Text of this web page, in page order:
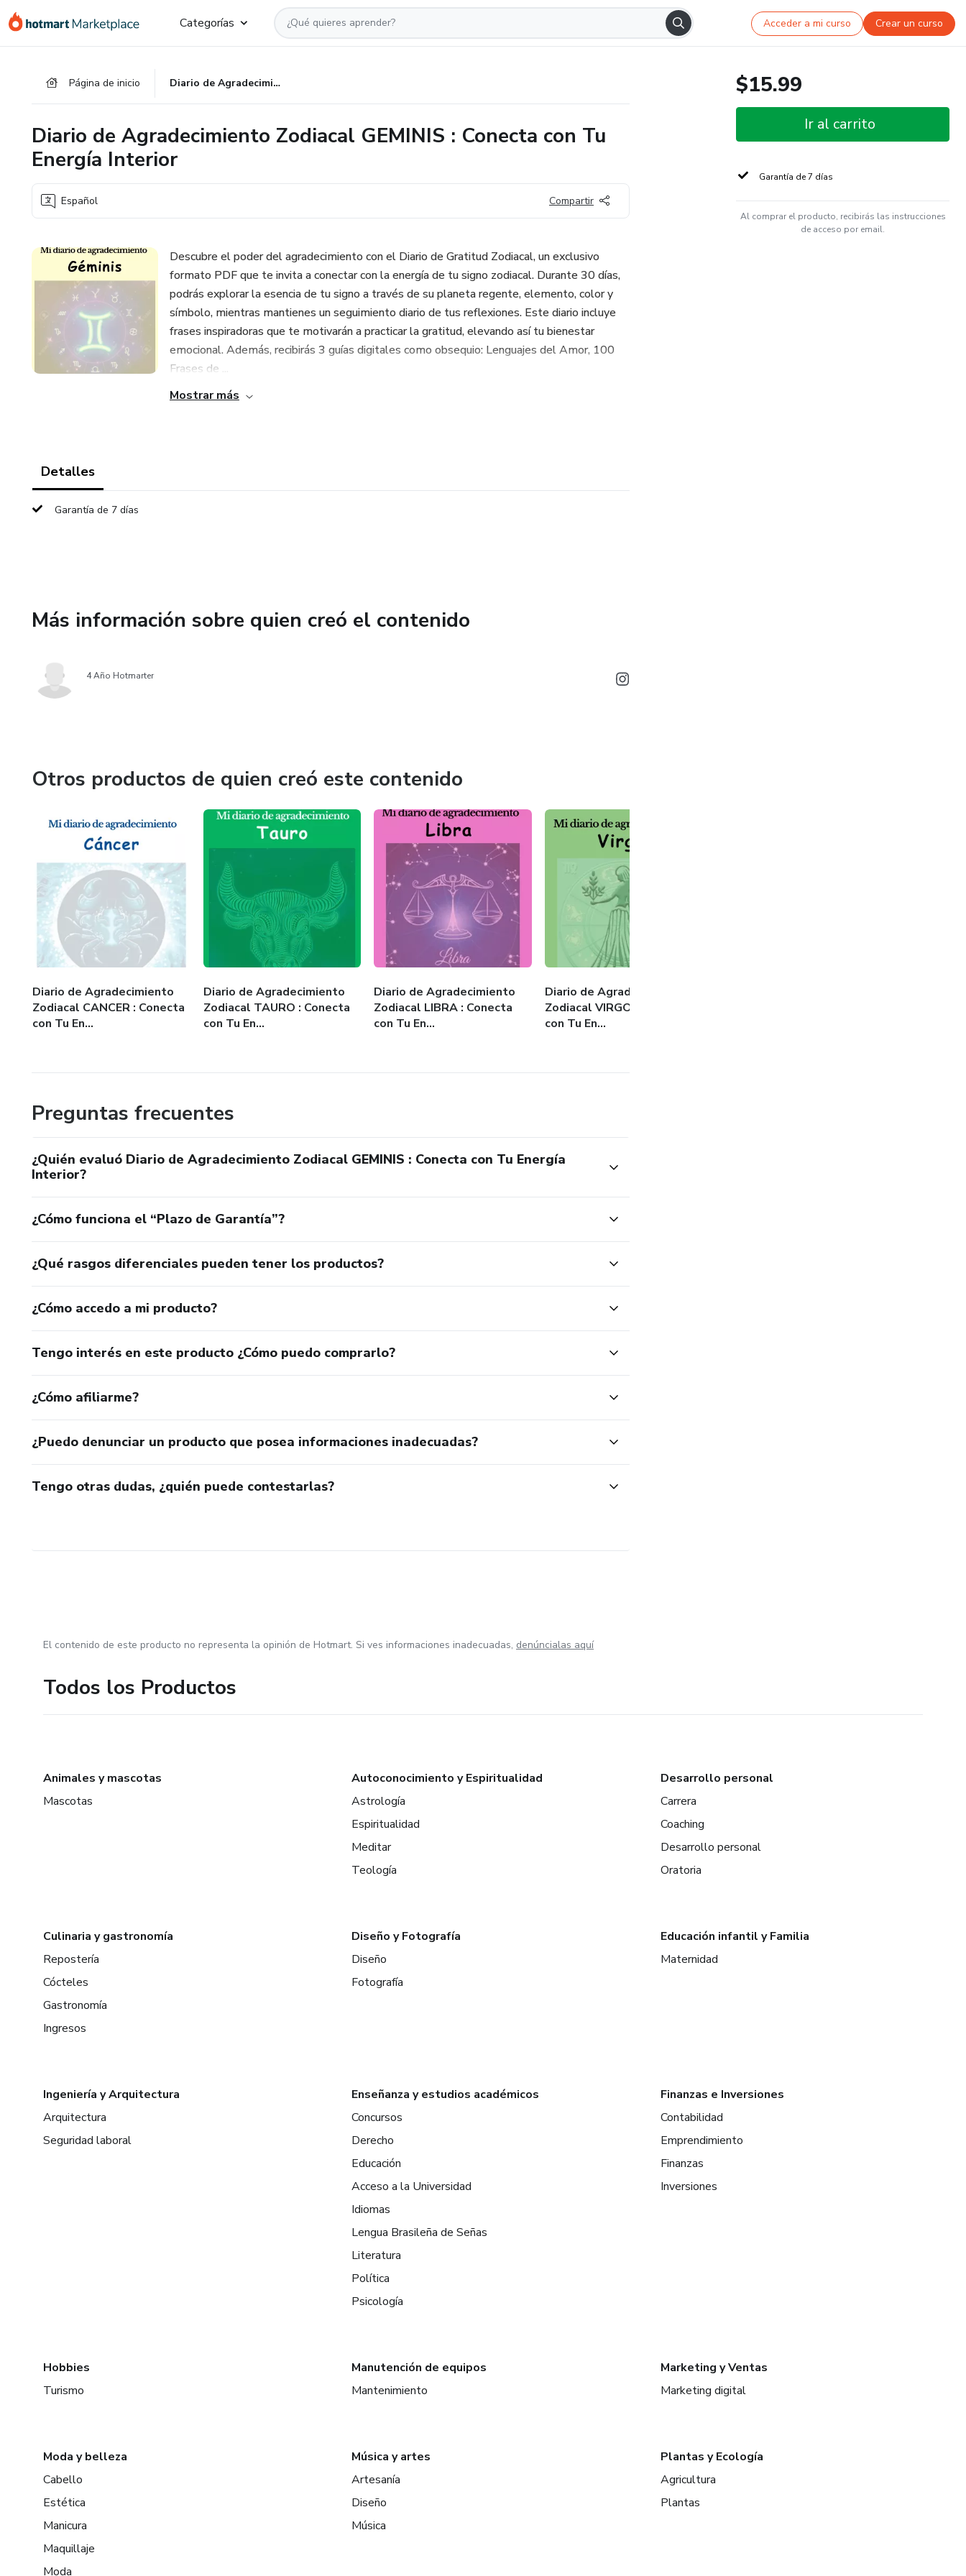
Categorías Acceder a mi curso Crear un curso
Página de inicio Diario de Agradecimiento Zodiacal GEMINIS : Conecta con Tu Energía Interior
Diario de Agradecimiento Zodiacal GEMINIS : Conecta con Tu
Energía Interior
Español Compartir
Descubre el poder del agradecimiento con el Diario de Gratitud Zodiacal, un exclusivo
formato PDF que te invita a conectar con la energía de tu signo zodiacal. Durante 30 días,
podrás explorar la esencia de tu signo a través de su planeta regente, elemento, color y
símbolo, mientras mantienes un seguimiento diario de tus reflexiones. Este diario incluye
frases inspiradoras que te motivarán a practicar la gratitud, elevando así tu bienestar
emocional. Además, recibirás 3 guías digitales como obsequio: Lenguajes del Amor, 100
Frases de ...
Mostrar más
Detalles
Garantía de 7 días
Más información sobre quien creó el contenido
4 Año Hotmarter
Otros productos de quien creó este contenido
Diario de Agradecimiento
Zodiacal CANCER : Conecta
con Tu En...
Diario de Agradecimiento
Zodiacal TAURO : Conecta
con Tu En...
Diario de Agradecimiento
Zodiacal LIBRA : Conecta
con Tu En...
Diario de Agradecimiento
Zodiacal VIRGO : Conecta
con Tu En...
Preguntas frecuentes
¿Quién evaluó Diario de Agradecimiento Zodiacal GEMINIS : Conecta con Tu Energía
Interior?
¿Cómo funciona el “Plazo de Garantía”?
¿Qué rasgos diferenciales pueden tener los productos?
¿Cómo accedo a mi producto?
Tengo interés en este producto ¿Cómo puedo comprarlo?
¿Cómo afiliarme?
¿Puedo denunciar un producto que posea informaciones inadecuadas?
Tengo otras dudas, ¿quién puede contestarlas?
$15.99
Ir al carrito
Garantía de 7 días
Al comprar el producto, recibirás las instrucciones
de acceso por email.
El contenido de este producto no representa la opinión de Hotmart. Si ves informaciones inadecuadas, denúncialas aquí
Todos los Productos
Animales y mascotas
Mascotas
Autoconocimiento y Espiritualidad
Astrología
Espiritualidad
Meditar
Teología
Desarrollo personal
Carrera
Coaching
Desarrollo personal
Oratoria
Culinaria y gastronomía
Repostería
Cócteles
Gastronomía
Ingresos
Diseño y Fotografía
Diseño
Fotografía
Educación infantil y Familia
Maternidad
Ingeniería y Arquitectura
Arquitectura
Seguridad laboral
Enseñanza y estudios académicos
Concursos
Derecho
Educación
Acceso a la Universidad
Idiomas
Lengua Brasileña de Señas
Literatura
Política
Psicología
Finanzas e Inversiones
Contabilidad
Emprendimiento
Finanzas
Inversiones
Hobbies
Turismo
Manutención de equipos
Mantenimiento
Marketing y Ventas
Marketing digital
Moda y belleza
Cabello
Estética
Manicura
Maquillaje
Moda
Música y artes
Artesanía
Diseño
Música
Plantas y Ecología
Agricultura
Plantas